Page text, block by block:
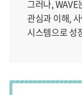
그러나, WAVE
관심과 이해,
시스템으로 성